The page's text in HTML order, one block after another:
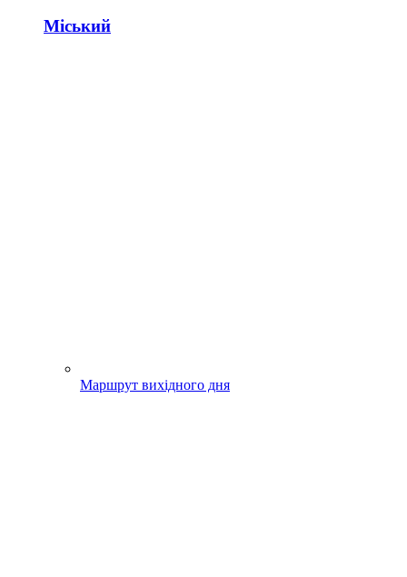
Міський
Маршрут вихідного дня